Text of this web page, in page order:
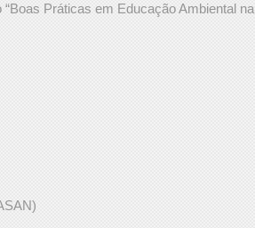
Práticas em Educação Ambiental na